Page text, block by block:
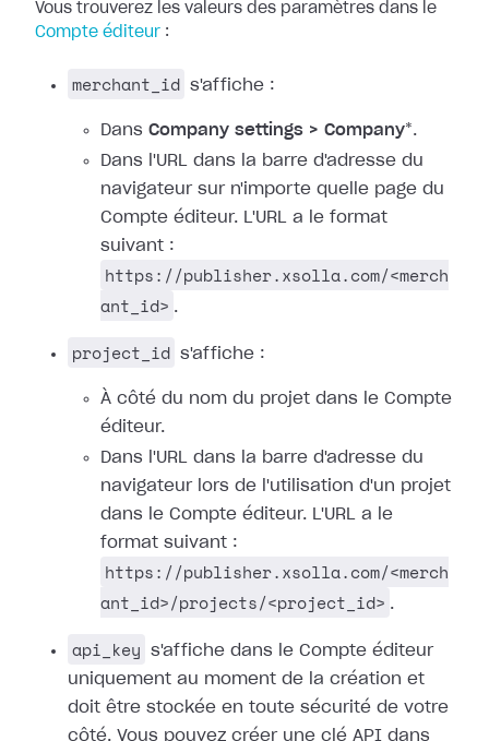
Vous trouverez les valeurs des paramètres dans le
Compte éditeur :
merchant_id s'affiche :
Dans Company settings > Company*.
Dans l'URL dans la barre d'adresse du
navigateur sur n'importe quelle page du
Compte éditeur. L'URL a le format
suivant :
https://publisher.xsolla.com/<merch
ant_id> .
project_id s'affiche :
À côté du nom du projet dans le Compte
éditeur.
Dans l'URL dans la barre d'adresse du
navigateur lors de l'utilisation d'un projet
dans le Compte éditeur. L'URL a le
format suivant :
https://publisher.xsolla.com/<merch
ant_id>/projects/<project_id> .
api_key
s'affiche dans le Compte éditeur
uniquement au moment de la création et
doit être stockée en toute sécurité de votre
côté. Vous pouvez créer une clé API dans